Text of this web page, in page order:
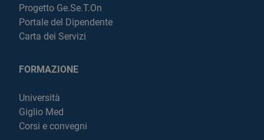
Progetto Ge.Se.T.On
Portale del Dipendente
Carta dei Servizi
FORMAZIONE
Università
Giglio Med
Corsi e convegni